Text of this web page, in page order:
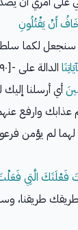
أَنْ يَقْتُلُونِ
لكما
الدالة على -[٥٩٠]- صدقكما وصحة ما جئتما به
أي أرسلنا إليك
وارفع عنهم
لهما لم
فَعْلَتَكَ الَّتِي
طريقنا،